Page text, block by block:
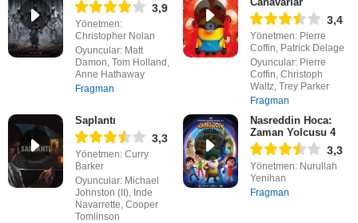
3,9
Yönetmen:
Christopher Nolan
Oyuncular: Matt
Damon, Tom Holland,
Anne Hathaway
Fragman
3,4
Yönetmen: Pierre
Coffin, Patrick Delage
Oyuncular: Pierre
Coffin, Christoph
Waltz, Trey Parker
Fragman
Saplantı
3,3
Yönetmen: Curry
Barker
Oyuncular: Michael
Johnston (II), Inde
Navarrette, Cooper
Tomlinson
Nasreddin Hoca:
Zaman Yolcusu 4
3,3
Yönetmen: Nurullah
Yenihan
Fragman